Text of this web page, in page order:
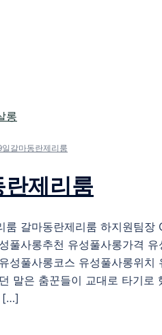
갈마동란제리룸
란제리룸
룸 갈마동란제리룸 하지원팀장
풀사롱추천 유성풀사롱가격
성풀사롱코스 유성풀사롱위치
말은 춤꾼들이 교대로 타기로
[…]